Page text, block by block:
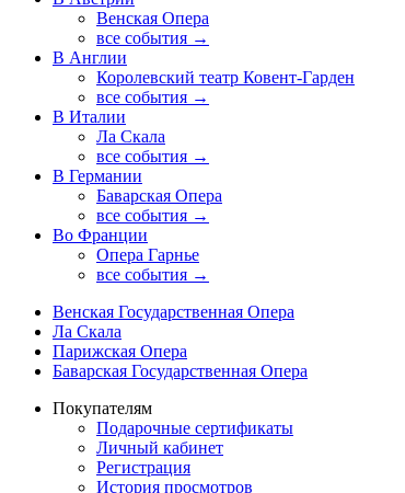
Венская Опера
все события →
В Англии
Королевский театр Ковент-Гарден
все события →
В Италии
Ла Скала
все события →
В Германии
Баварская Опера
все события →
Во Франции
Опера Гарнье
все события →
Венская Государственная Опера
Ла Скала
Парижская Опера
Баварская Государственная Опера
Покупателям
Подарочные сертификаты
Личный кабинет
Регистрация
История просмотров